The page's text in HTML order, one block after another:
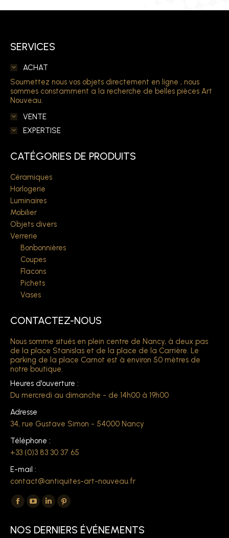
SERVICES
ACHAT
Soumettez nous vos objets directement en ligne , nous
sommes constamment a la recherche de belles pièces Art
Nouveau.
VENTE
EXPERTISE
CATÉGORIES DE PRODUITS
Céramiques
Horlogerie
Luminaires
Mobilier
Objets divers
Verrerie
Bonbonnières
Coupes
Flacons
Pichets
Vases
CONTACTEZ-NOUS
Nous somme situés en plein centre de Nancy, à deux pas
de la place Stanislas et de la place de la Carrière. Le
parking de la place Carnot est à environ 50 mètres de
notre boutique.
Heures d'ouverture :
Du mercredi au dimanche - de 14h00 à 19h00
Adresse
34, rue Gustave Simon - 54000 Nancy
Téléphone :
+33 (0)3 83 30 37 65
E-mail :
contact@antiquites-art-nouveau.fr
Trouvez nous sur :
La
Facebook
La
YouTube
La
LinkedIn
La
Pinterest
NOS DERNIERS ÉVÉNEMENTS